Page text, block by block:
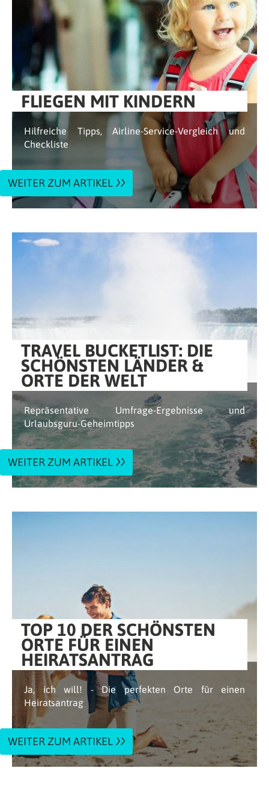
FLIEGEN MIT KINDERN
Hilfreiche Tipps, Airline-Service-Vergleich und
Checkliste
WEITER ZUM ARTIKEL
TRAVEL BUCKETLIST: DIE
SCHÖNSTEN LÄNDER &
ORTE DER WELT
Repräsentative Umfrage-Ergebnisse und
Urlaubsguru-Geheimtipps
WEITER ZUM ARTIKEL
TOP 10 DER SCHÖNSTEN
ORTE FÜR EINEN
HEIRATSANTRAG
Ja, ich will! - Die perfekten Orte für einen
Heiratsantrag
WEITER ZUM ARTIKEL